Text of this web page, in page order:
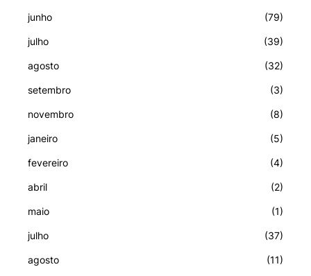
junho (79)
julho (39)
agosto (32)
setembro (3)
novembro (8)
janeiro (5)
fevereiro (4)
abril (2)
maio (1)
julho (37)
agosto (11)